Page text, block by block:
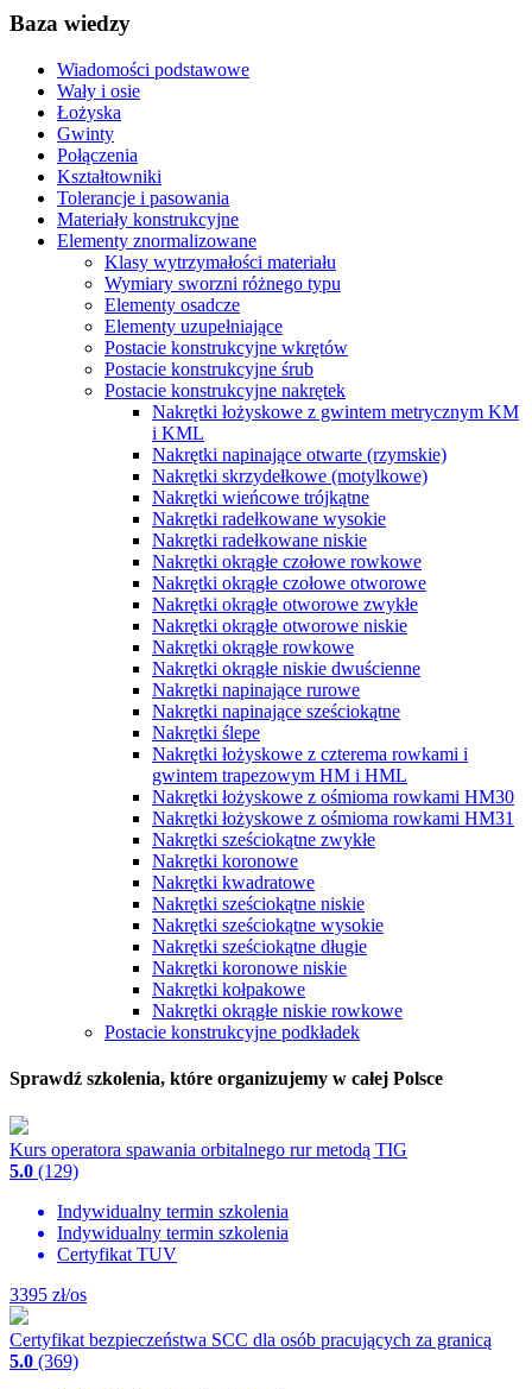
Baza wiedzy
Wiadomości podstawowe
Wały i osie
Łożyska
Gwinty
Połączenia
Kształtowniki
Tolerancje i pasowania
Materiały konstrukcyjne
Elementy znormalizowane
Klasy wytrzymałości materiału
Wymiary sworzni różnego typu
Elementy osadcze
Elementy uzupełniające
Postacie konstrukcyjne wkrętów
Postacie konstrukcyjne śrub
Postacie konstrukcyjne nakrętek
Nakrętki łożyskowe z gwintem metrycznym KM
i KML
Nakrętki napinające otwarte (rzymskie)
Nakrętki skrzydełkowe (motylkowe)
Nakrętki wieńcowe trójkątne
Nakrętki radełkowane wysokie
Nakrętki radełkowane niskie
Nakrętki okrągłe czołowe rowkowe
Nakrętki okrągłe czołowe otworowe
Nakrętki okrągłe otworowe zwykłe
Nakrętki okrągłe otworowe niskie
Nakrętki okrągłe rowkowe
Nakrętki okrągłe niskie dwuścienne
Nakrętki napinające rurowe
Nakrętki napinające sześciokątne
Nakrętki ślepe
Nakrętki łożyskowe z czterema rowkami i
gwintem trapezowym HM i HML
Nakrętki łożyskowe z ośmioma rowkami HM30
Nakrętki łożyskowe z ośmioma rowkami HM31
Nakrętki sześciokątne zwykłe
Nakrętki koronowe
Nakrętki kwadratowe
Nakrętki sześciokątne niskie
Nakrętki sześciokątne wysokie
Nakrętki sześciokątne długie
Nakrętki koronowe niskie
Nakrętki kołpakowe
Nakrętki okrągłe niskie rowkowe
Postacie konstrukcyjne podkładek
Sprawdź szkolenia, które organizujemy w całej Polsce
Kurs operatora spawania orbitalnego rur metodą TIG
5.0 (129)
Indywidualny termin szkolenia
Indywidualny termin szkolenia
Certyfikat TUV
3395 zł/os
Certyfikat bezpieczeństwa SCC dla osób pracujących za granicą
5.0 (369)